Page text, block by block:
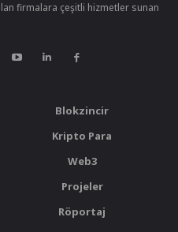
firmalara çeşitli hizmetler sunan
Blokzincir
Kripto Para
Web3
Projeler
Röportaj